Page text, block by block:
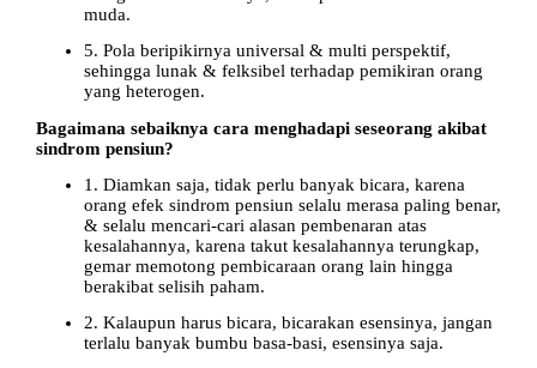
muda.
5. Pola beripikirnya universal & multi perspektif,
sehingga lunak & felksibel terhadap pemikiran orang
yang heterogen.
Bagaimana sebaiknya cara menghadapi seseorang akibat
sindrom pensiun?
1. Diamkan saja, tidak perlu banyak bicara, karena
orang efek sindrom pensiun selalu merasa paling benar,
& selalu mencari-cari alasan pembenaran atas
kesalahannya, karena takut kesalahannya terungkap,
gemar memotong pembicaraan orang lain hingga
berakibat selisih paham.
2. Kalaupun harus bicara, bicarakan esensinya, jangan
terlalu banyak bumbu basa-basi, esensinya saja.